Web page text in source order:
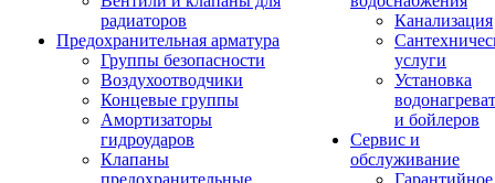
радиаторов
Предохранительная арматура
Группы безопасности
Воздухоотводчики
Концевые группы
Амортизаторы
гидроударов
Клапаны
предохранительные
Канализация
услуги
Установка
и бойлеров
Сервис и
обслуживание
Гарантийное